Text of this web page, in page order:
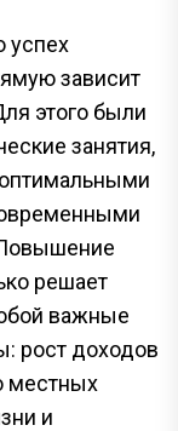
успех
зависит
этого были
занятия,
решает
важные
рост доходов
местных
и